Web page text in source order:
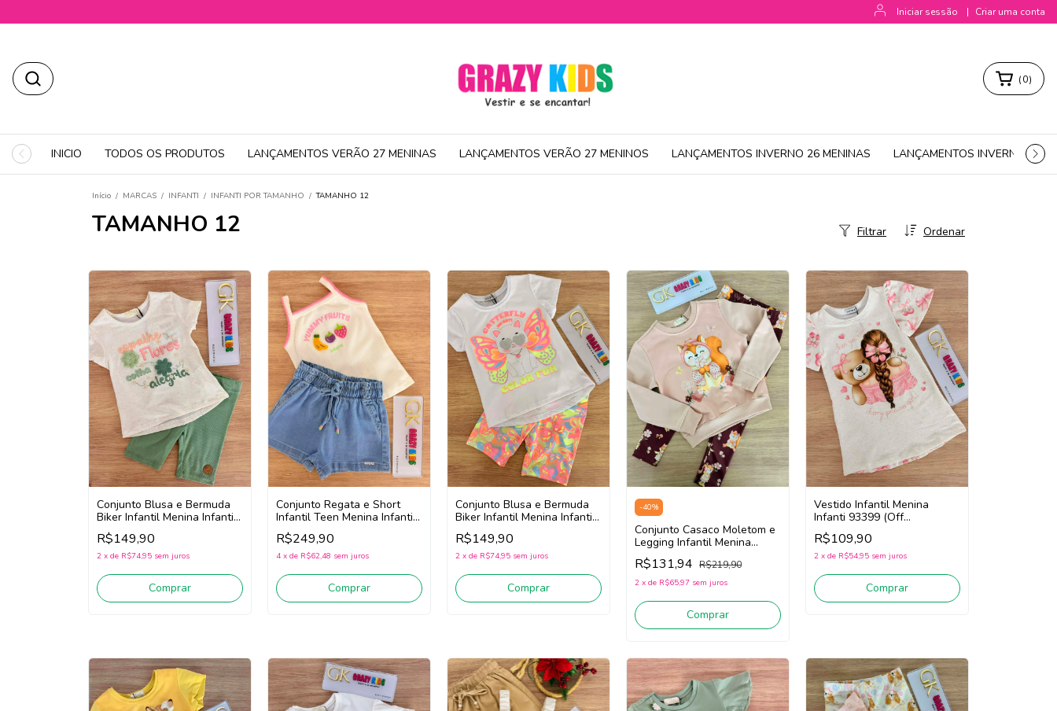
Iniciar sessão | Criar uma conta
(0)
INICIO TODOS OS PRODUTOS LANÇAMENTOS VERÃO 27 MENINAS LANÇAMENTOS VERÃO 27 MENINOS LANÇAMENTOS INVERNO 26 MENINAS LANÇAMENTOS INVERNO 26
Início / MARCAS / INFANTI / INFANTI POR TAMANHO / TAMANHO 12
TAMANHO 12 Ordenar
Filtrar
Conjunto Blusa e Bermuda
Biker Infantil Menina Infanti
94946 (Off White/Verde)
R$149,90
2 x de R$74,95 sem juros
Comprar
Conjunto Regata e Short
Infantil Teen Menina Infanti
95563 (Off) White/Jeans)
R$249,90
4 x de R$62,48 sem juros
Comprar
Conjunto Blusa e Bermuda
Biker Infantil Menina Infanti
95319 (Branco/Rosa)
R$149,90
2 x de R$74,95 sem juros
Comprar
-40%
Conjunto Casaco Moletom e
Legging Infantil Menina
Infanti 89624 (Rosa/Vinho
Bordô)
R$131,94 R$219,90
2 x de R$65,97 sem juros
Comprar
Vestido Infantil Menina
Infanti 93399 (Off
White/Rosa)
R$109,90
2 x de R$54,95 sem juros
Comprar